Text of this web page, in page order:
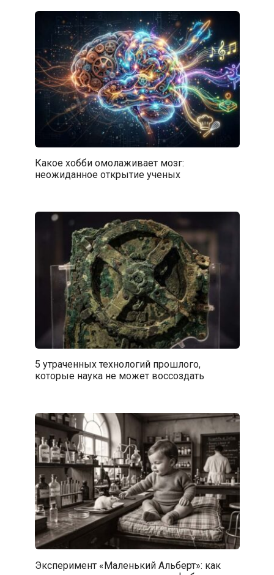
Какое хобби омолаживает мозг:
неожиданное открытие ученых
5 утраченных технологий прошлого,
которые наука не может воссоздать
Эксперимент «Маленький Альберт»: как